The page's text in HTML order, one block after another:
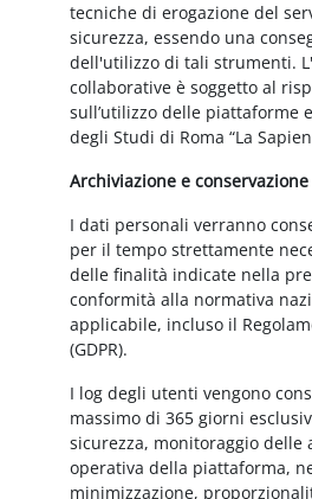
tecniche di erogazione del
sicurezza, essendo una
dell'utilizzo di tali strumenti.
collaborative è soggetto al
sull’utilizzo delle piattaforme
degli Studi di Roma “La
Archiviazione e conservazione
I dati personali verranno
per il tempo strettamente
delle finalità indicate nella
conformità alla normativa
applicabile, incluso il
(GDPR).
I log degli utenti vengono
massimo di 365 giorni
sicurezza, monitoraggio delle
operativa della piattaforma,
minimizzazione,